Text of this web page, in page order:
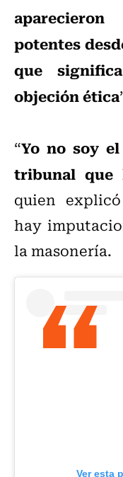
potentes
que
objeción ética
“Yo no soy
tribunal que
quien
hay
la masonería.
Ver esta